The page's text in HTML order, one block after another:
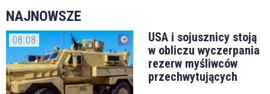
NAJNOWSZE
08.08
USA i sojusznicy stoją
w obliczu wyczerpania
rezerw myśliwców
przechwytujących